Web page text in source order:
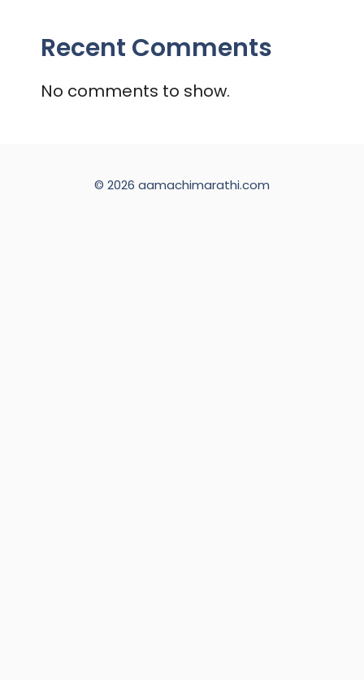
Recent Comments
No comments to show.
© 2026 aamachimarathi.com